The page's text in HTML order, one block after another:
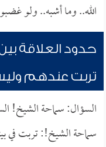
الله.. وما أشبه.. ولو
حدود العلاقة
تربت عندهم
السؤال: سماحة الشيخ!
سماحة الشيخ!: تربت في